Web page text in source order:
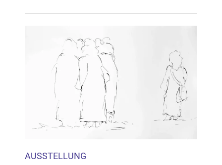
Mit dem Laden der Karte akzeptieren Sie, dass die
Anwendung Google Maps beim Aktivieren von
Inhalten Cookies auf Ihrem Gerät setzt, z.B. zwecks
Reichweitenmessung und profilbasierter Werbung.
zur Datenschutzerklärung
Hier können Sie Ihre Cookie-
AUSSTELLUNG